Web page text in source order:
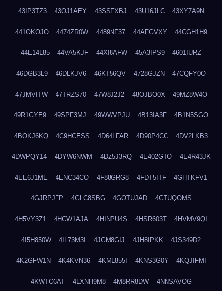
43IP3TZ3 43OJ1AEY 43SSFXBJ 43U16JLC 43XY7A9N
441OKOJO 4474ZR0W 4489NF37 44AFGVXY 44CGH1H9
44E14L85 44VA5KJF 44XI8AFW 45A3IPS9 4601IURZ
46DGB3L9 46DLKJV6 46KT56QV 4728GJZN 47CQFY0O
47JMVITW 47TRZS70 47W8J2J2 48QJBQ0X 49MZ8W4O
49R1GYE9 49SPF3MJ 49WWVPJU 4B13IA3F 4B1N5SGO
4BOKJ6KQ 4C9HCESS 4D64LFAR 4D90P4CC 4DV2LKB3
4DWPQY14 4DYW6NWM 4DZ5J3RQ 4E402GTO 4E4R43JK
4EE6J1ME 4ENC34CO 4F88GRG8 4FDT5ITF 4GHTKFV1
4GJRPJFP 4GLC8SBG 4GOTUJAD 4GTUQOMS
4H5VY3Z1 4HCW1AJA 4HINPU4S 4HSR603T 4HVMV9QI
4I5H850W 4IL73M3I 4JGM8GIJ 4JH8IPKK 4JS349D2
4K2GFW1N 4K4KVN36 4KML855I 4KNS3G0Y 4KQJIFMI
4KWTO3AT 4LXNH9M8 4M8RR8DW 4NNSAVOG